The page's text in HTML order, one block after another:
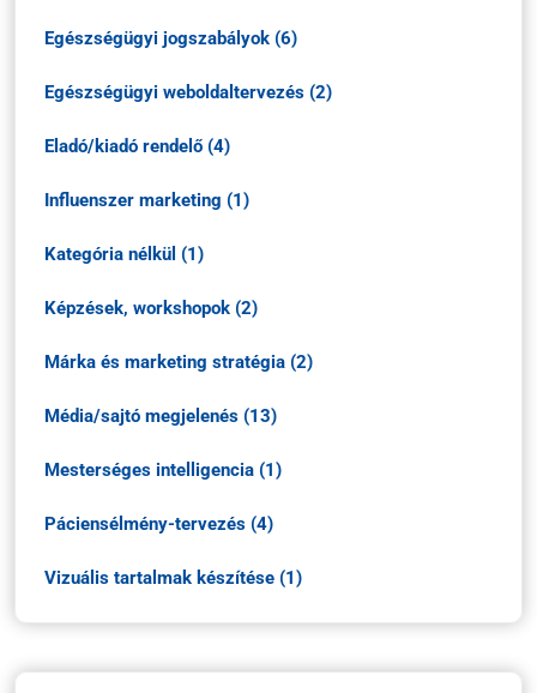
Egészségügyi jogszabályok (6)
Egészségügyi weboldaltervezés (2)
Eladó/kiadó rendelő (4)
Influenszer marketing (1)
Kategória nélkül (1)
Képzések, workshopok (2)
Márka és marketing stratégia (2)
Média/sajtó megjelenés (13)
Mesterséges intelligencia (1)
Páciensélmény-tervezés (4)
Vizuális tartalmak készítése (1)